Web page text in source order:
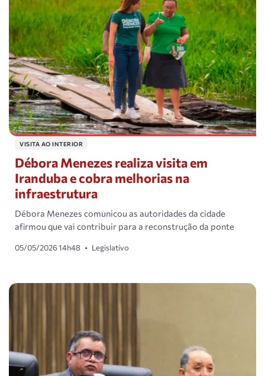
VISITA AO INTERIOR
Débora Menezes realiza visita em
Iranduba e cobra melhorias na
infraestrutura
Débora Menezes comunicou as autoridades da cidade
afirmou que vai contribuir para a reconstrução da ponte
05/05/2026 14h48 • Legislativo